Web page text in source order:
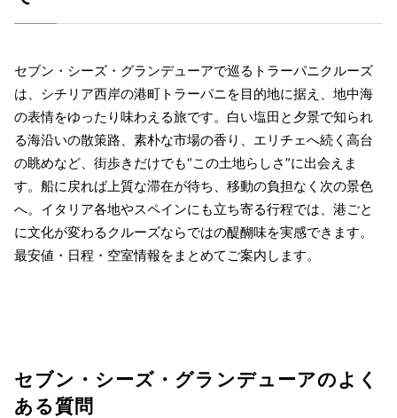
セブン・シーズ・グランデューアで巡るトラーパニクルーズ
は、シチリア西岸の港町トラーパニを目的地に据え、地中海
の表情をゆったり味わえる旅です。白い塩田と夕景で知られ
る海沿いの散策路、素朴な市場の香り、エリチェへ続く高台
の眺めなど、街歩きだけでも“この土地らしさ”に出会えま
す。船に戻れば上質な滞在が待ち、移動の負担なく次の景色
へ。イタリア各地やスペインにも立ち寄る行程では、港ごと
に文化が変わるクルーズならではの醍醐味を実感できます。
最安値・日程・空室情報をまとめてご案内します。
セブン・シーズ・グランデューアのよく
ある質問